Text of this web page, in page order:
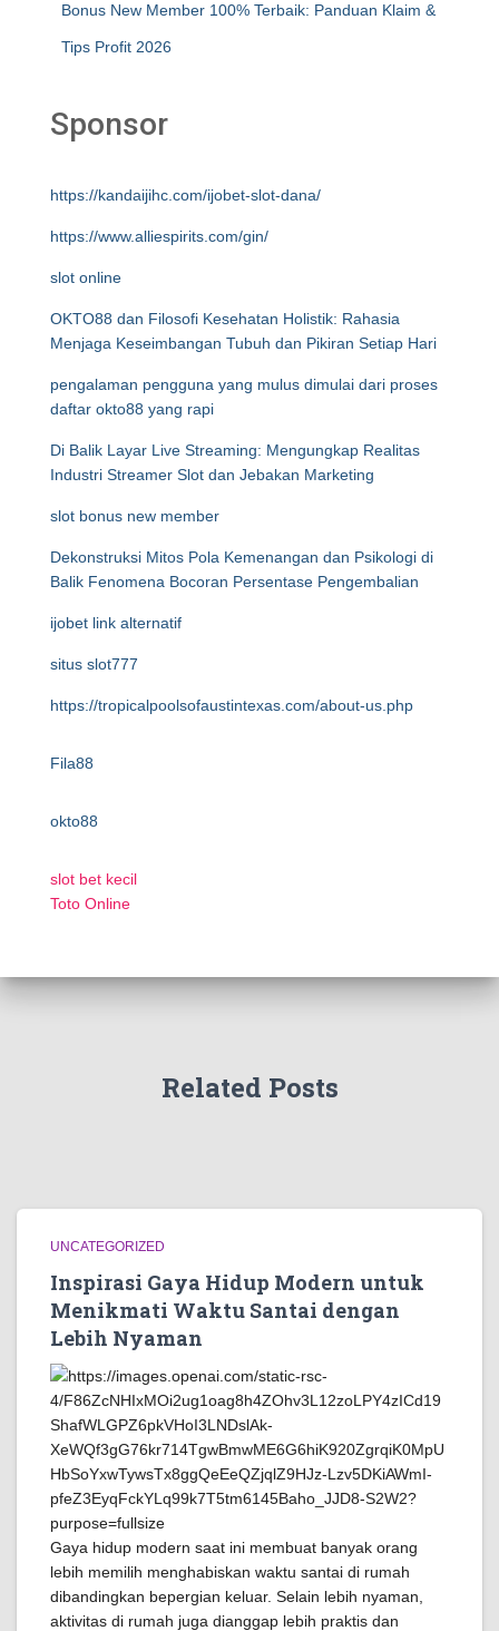
Bonus New Member 100% Terbaik: Panduan Klaim &
Tips Profit 2026
Sponsor
https://kandaijihc.com/ijobet-slot-dana/
https://www.alliespirits.com/gin/
slot online
OKTO88 dan Filosofi Kesehatan Holistik: Rahasia
Menjaga Keseimbangan Tubuh dan Pikiran Setiap Hari
pengalaman pengguna yang mulus dimulai dari proses
daftar okto88 yang rapi
Di Balik Layar Live Streaming: Mengungkap Realitas
Industri Streamer Slot dan Jebakan Marketing
slot bonus new member
Dekonstruksi Mitos Pola Kemenangan dan Psikologi di
Balik Fenomena Bocoran Persentase Pengembalian
ijobet link alternatif
situs slot777
https://tropicalpoolsofaustintexas.com/about-us.php
Fila88
okto88
slot bet kecil
Toto Online
Related Posts
UNCATEGORIZED
Inspirasi Gaya Hidup Modern untuk
Menikmati Waktu Santai dengan
Lebih Nyaman
Gaya hidup modern saat ini membuat banyak orang
lebih memilih menghabiskan waktu santai di rumah
dibandingkan bepergian keluar. Selain lebih nyaman,
aktivitas di rumah juga dianggap lebih praktis dan